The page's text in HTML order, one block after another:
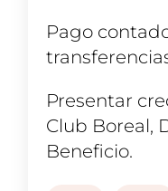
Pago
Presentar
Club Boreal,
Beneficio.